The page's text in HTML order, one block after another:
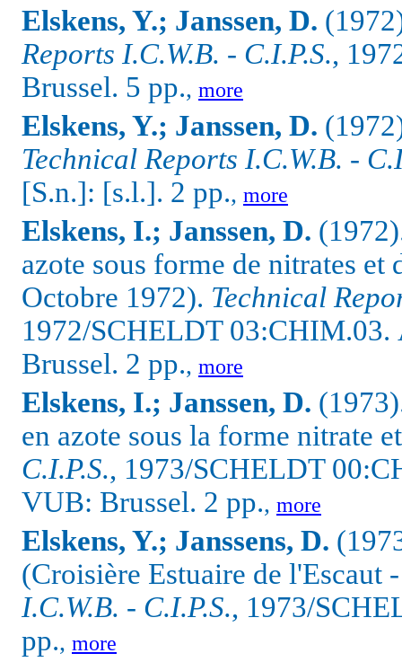
Elskens, Y.; Janssen, D.
Reports I.C.W.B. - C.I.P.S.,
Brussel. 5 pp., more
Elskens, Y.; Janssen, D.
Technical Reports I.C.W.B. -
[S.n.]: [s.l.]. 2 pp., more
Elskens, I.; Janssen, D.
azote sous forme de nitrates
Octobre 1972). Technical
1972/SCHELDT 03:CHIM.03.
Brussel. 2 pp., more
Elskens, I.; Janssen, D.
en azote sous la forme nitrate
C.I.P.S., 1973/SCHELDT
VUB: Brussel. 2 pp., more
Elskens, Y.; Janssens, D.
(Croisière Estuaire de l'Escaut
I.C.W.B. - C.I.P.S., 1973/
pp., more